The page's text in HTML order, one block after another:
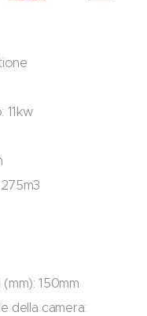
11kw
150mm
della camera: